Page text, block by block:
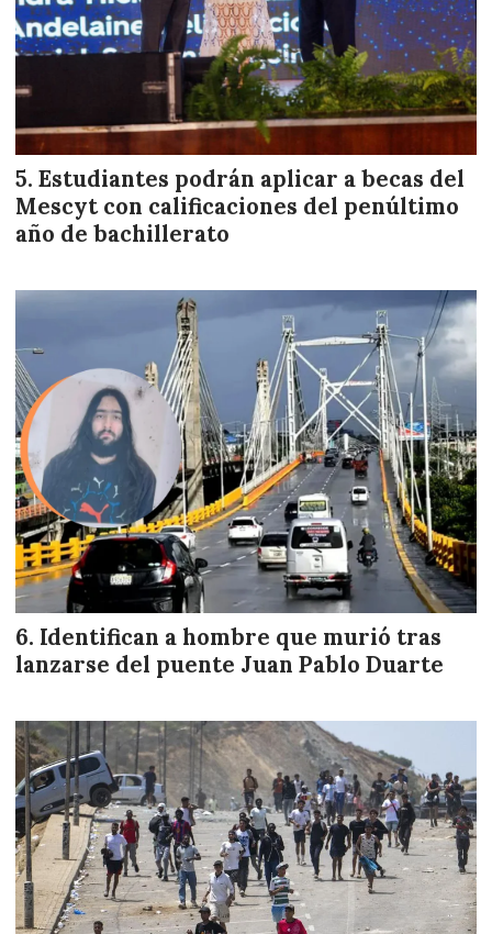
Estudiantes podrán aplicar a becas del
Mescyt con calificaciones del penúltimo
año de bachillerato
Identifican a hombre que murió tras
lanzarse del puente Juan Pablo Duarte